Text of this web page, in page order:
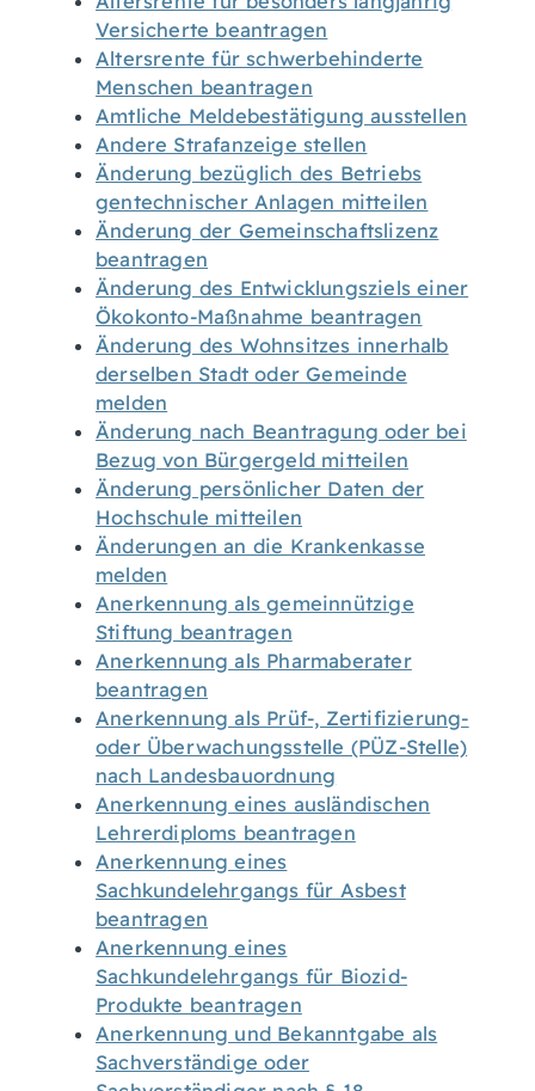
Versicherte beantragen
Altersrente für schwerbehinderte
Menschen beantragen
Amtliche Meldebestätigung ausstellen
Andere Strafanzeige stellen
Änderung bezüglich des Betriebs
gentechnischer Anlagen mitteilen
Änderung der Gemeinschaftslizenz
beantragen
Änderung des Entwicklungsziels einer
Ökokonto-Maßnahme beantragen
Änderung des Wohnsitzes innerhalb
derselben Stadt oder Gemeinde
melden
Änderung nach Beantragung oder bei
Bezug von Bürgergeld mitteilen
Änderung persönlicher Daten der
Hochschule mitteilen
Änderungen an die Krankenkasse
melden
Anerkennung als gemeinnützige
Stiftung beantragen
Anerkennung als Pharmaberater
beantragen
Anerkennung als Prüf-, Zertifizierung-
oder Überwachungsstelle (PÜZ-Stelle)
nach Landesbauordnung
Anerkennung eines ausländischen
Lehrerdiploms beantragen
Anerkennung eines
Sachkundelehrgangs für Asbest
beantragen
Anerkennung eines
Sachkundelehrgangs für Biozid-
Produkte beantragen
Anerkennung und Bekanntgabe als
Sachverständige oder